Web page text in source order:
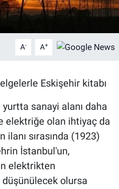
A- A+
Eskişehir kitabı
sanayi alanı daha
elektriğe olan ihtiyaç da
ilanı sırasında (1923)
İstanbul'un,
elektrikten
olursa